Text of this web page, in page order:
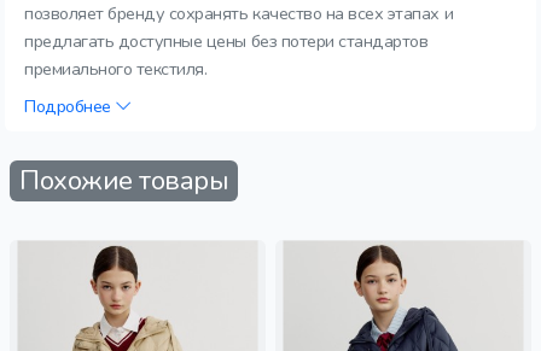
позволяет бренду сохранять качество на всех этапах и
предлагать доступные цены без потери стандартов
премиального текстиля.
Подробнее
Похожие товары